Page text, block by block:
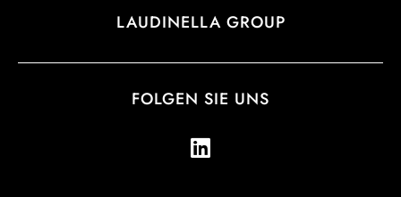
LAUDINELLA GROUP
FOLGEN SIE UNS